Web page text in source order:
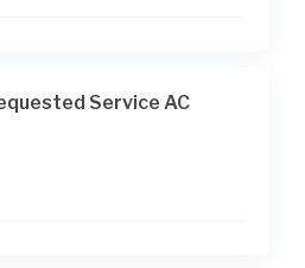
Service AC